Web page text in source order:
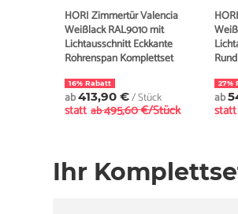
HORI Zimmertür Valencia
Weißlack RAL9010 mit
Lichtausschnitt Eckkante
Röhrenspan Komplettset
16% Rabatt
ab413,90 €/ Stück
statt ab495,60 €/Stück
27%
ab
statt
Ihr